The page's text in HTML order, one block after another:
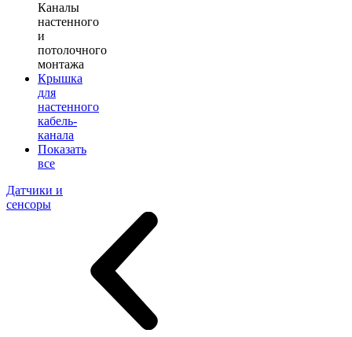
Каналы
настенного
и
потолочного
монтажа
Крышка
для
настенного
кабель-
канала
Показать
все
Датчики и
сенсоры